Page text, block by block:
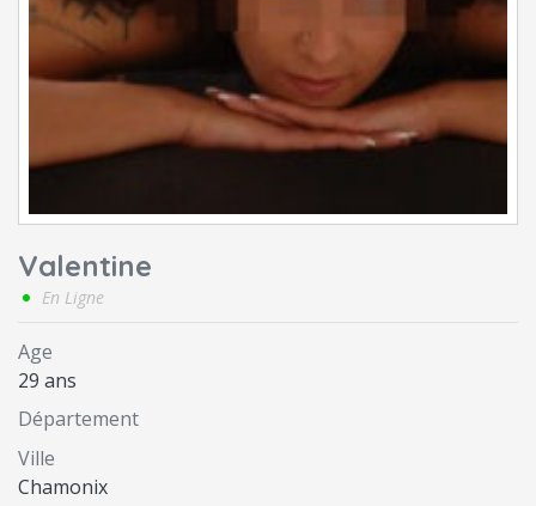
Valentine
En Ligne
Age
29 ans
Département
Ville
Chamonix